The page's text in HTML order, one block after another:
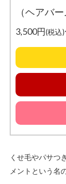
わ
り
に
（ヘアバ
3,500円(税込)
くせ毛やパサつ
メントという名